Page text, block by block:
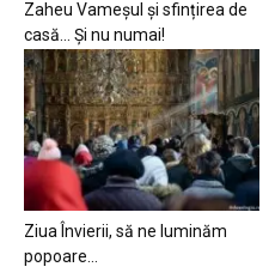
Zaheu Vameșul și sfințirea de
casă… Și nu numai!
Ziua Învierii, să ne luminăm
popoare…